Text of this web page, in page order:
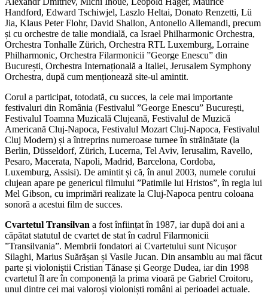
Handford, Edward Tschiwjel, Laszlo Heltai, Donato Renzetti, Lü
Jia, Klaus Peter Flohr, David Shallon, Antonello Allemandi, precum
și cu orchestre de talie mondială, ca Israel Philharmonic Orchestra,
Orchestra Tonhalle Zürich, Orchestra RTL Luxemburg, Lorraine
Philharmonic, Orchestra Filarmonicii ”George Enescu” din
București, Orchestra Internațională a Italiei, Jerusalem Symphony
Orchestra, după cum menționează site-ul amintit.
Corul a participat, totodată, cu succes, la cele mai importante
festivaluri din România (Festivalul ”George Enescu” București,
Festivalul Toamna Muzicală Clujeană, Festivalul de Muzică
Americană Cluj-Napoca, Festivalul Mozart Cluj-Napoca, Festivalul
Cluj Modern) și a întreprins numeroase turnee în străinătate (la
Berlin, Düsseldorf, Zürich, Lucerna, Tel Aviv, Ierusalim, Ravello,
Pesaro, Macerata, Napoli, Madrid, Barcelona, Cordoba,
Luxemburg, Assisi). De amintit și că, în anul 2003, numele corului
clujean apare pe genericul filmului ”Patimile lui Hristos”, în regia lui
Mel Gibson, cu imprimări realizate la Cluj-Napoca pentru coloana
sonoră a acestui film de succes.
Cvartetul Transilvan a fost înființat în 1987, iar după doi ani a
căpătat statutul de cvartet de stat în cadrul Filarmonicii
”Transilvania”. Membrii fondatori ai Cvartetului sunt Nicușor
Silaghi, Marius Suărășan și Vasile Jucan. Din ansamblu au mai făcut
parte și violoniștii Cristian Tănase și George Dudea, iar din 1998
cvartetul îl are în componență la prima vioară pe Gabriel Croitoru,
unul dintre cei mai valoroși violoniști români ai perioadei actuale.